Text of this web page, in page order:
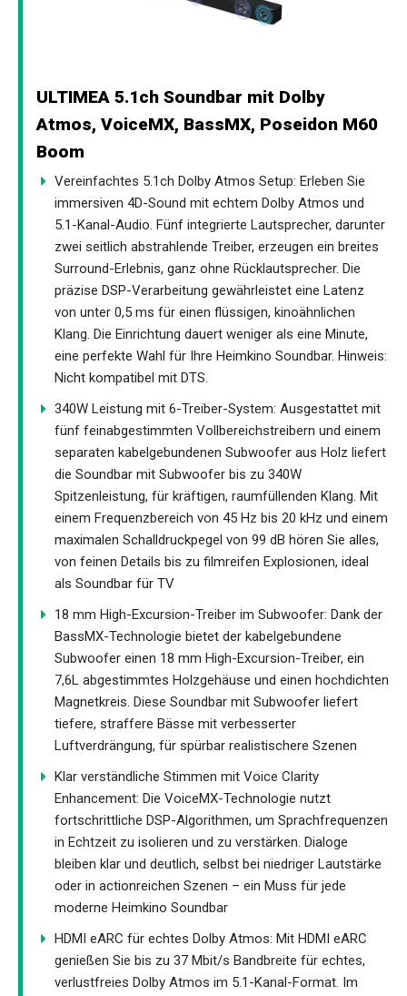
ULTIMEA 5.1ch Soundbar mit Dolby
Atmos, VoiceMX, BassMX, Poseidon M60
Boom
Vereinfachtes 5.1ch Dolby Atmos Setup: Erleben Sie
immersiven 4D-Sound mit echtem Dolby Atmos und
5.1-Kanal-Audio. Fünf integrierte Lautsprecher, darunter
zwei seitlich abstrahlende Treiber, erzeugen ein breites
Surround-Erlebnis, ganz ohne Rücklautsprecher. Die
präzise DSP-Verarbeitung gewährleistet eine Latenz
von unter 0,5 ms für einen flüssigen, kinoähnlichen
Klang. Die Einrichtung dauert weniger als eine Minute,
eine perfekte Wahl für Ihre Heimkino Soundbar. Hinweis:
Nicht kompatibel mit DTS.
340W Leistung mit 6-Treiber-System: Ausgestattet mit
fünf feinabgestimmten Vollbereichstreibern und einem
separaten kabelgebundenen Subwoofer aus Holz liefert
die Soundbar mit Subwoofer bis zu 340W
Spitzenleistung, für kräftigen, raumfüllenden Klang. Mit
einem Frequenzbereich von 45 Hz bis 20 kHz und einem
maximalen Schalldruckpegel von 99 dB hören Sie alles,
von feinen Details bis zu filmreifen Explosionen, ideal
als Soundbar für TV
18 mm High-Excursion-Treiber im Subwoofer: Dank der
BassMX-Technologie bietet der kabelgebundene
Subwoofer einen 18 mm High-Excursion-Treiber, ein
7,6L abgestimmtes Holzgehäuse und einen hochdichten
Magnetkreis. Diese Soundbar mit Subwoofer liefert
tiefere, straffere Bässe mit verbesserter
Luftverdrängung, für spürbar realistischere Szenen
Klar verständliche Stimmen mit Voice Clarity
Enhancement: Die VoiceMX-Technologie nutzt
fortschrittliche DSP-Algorithmen, um Sprachfrequenzen
in Echtzeit zu isolieren und zu verstärken. Dialoge
bleiben klar und deutlich, selbst bei niedriger Lautstärke
oder in actionreichen Szenen – ein Muss für jede
moderne Heimkino Soundbar
HDMI eARC für echtes Dolby Atmos: Mit HDMI eARC
genießen Sie bis zu 37 Mbit/s Bandbreite für echtes,
verlustfreies Dolby Atmos im 5.1-Kanal-Format. Im